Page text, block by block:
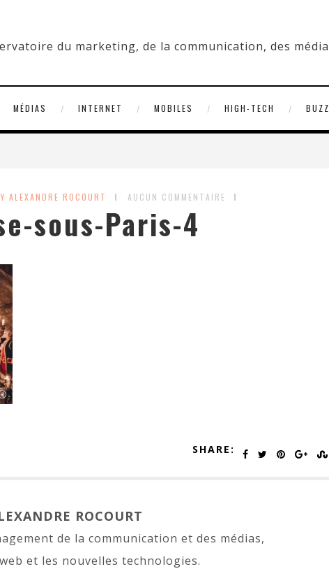
MÉDIAS INTERNET MOBILES HIGH-TECH BUZZ
ALEXANDRE ROCOURT AUCUN COMMENTAIRE
sous-Paris-4
SHARE:
ROCOURT
de la communication et des médias,
et les nouvelles technologies.